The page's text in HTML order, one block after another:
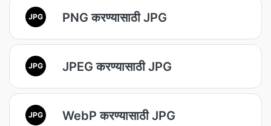
JPG PNG करण्यासाठी JPG
JPG JPEG करण्यासाठी JPG
JPG WebP करण्यासाठी JPG